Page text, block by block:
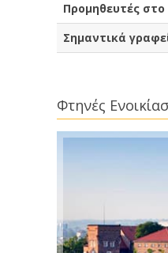
Προμηθευτές στο
Σημαντικά
Φτηνές